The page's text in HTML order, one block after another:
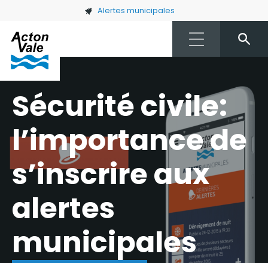
Skip to main content Alertes municipales
Sécurité civile:
l’importance de
s’inscrire aux
alertes
municipales